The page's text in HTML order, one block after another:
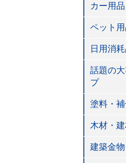
カー用品
ペット
日用消
話題の
プ
塗料・
木材・
建築金物